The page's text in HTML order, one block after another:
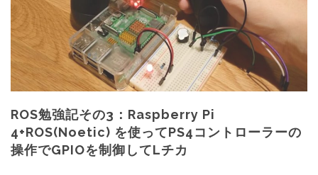
ROS勉強記その3：Raspberry Pi
4+ROS(Noetic) を使ってPS4コントローラーの
操作でGPIOを制御してLチカ